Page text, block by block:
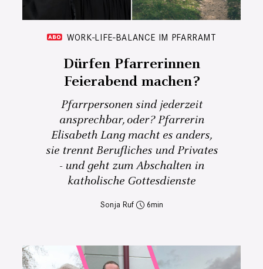
WORK-LIFE-BALANCE IM PFARRAMT
Dürfen Pfarrerinnen
Feierabend machen?
Pfarrpersonen sind jederzeit
ansprechbar, oder? Pfarrerin
Elisabeth Lang macht es anders,
sie trennt Berufliches und Privates
- und geht zum Abschalten in
katholische Gottesdienste
Sonja Ruf 6